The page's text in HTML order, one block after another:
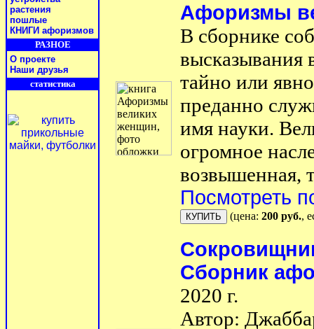
растения
пошлые
КНИГИ афоризмов
РАЗНОЕ
О проекте
Наши друзья
статистика
Афоризмы
В сборнике
тайно или
преданно
имя науки.
огромное
возвышенная,
Посмотреть
(цена: 200 руб.,
Сборник
2020 г.
Автор: